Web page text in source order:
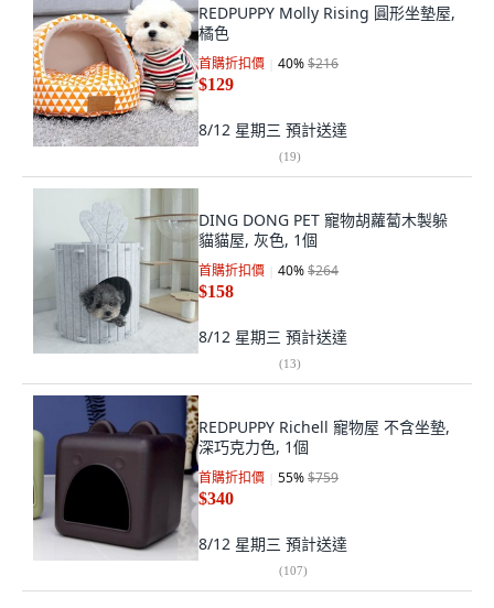
REDPUPPY Molly Rising 圓形坐墊屋,
橘色
首購折扣價 40%$216
$129
8/12 星期三 預計送達
(19)
DING DONG PET 寵物胡蘿蔔木製躲
貓貓屋, 灰色, 1個
首購折扣價 40%$264
$158
8/12 星期三 預計送達
(13)
REDPUPPY Richell 寵物屋 不含坐墊,
深巧克力色, 1個
首購折扣價 55%$759
$340
8/12 星期三 預計送達
(107)